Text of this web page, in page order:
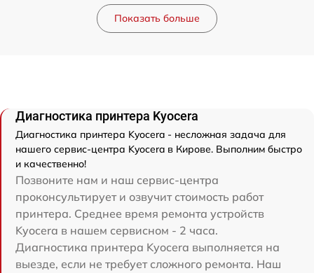
Показать больше
Диагностика принтера Kyocera
Диагностика принтера Kyocera - несложная задача для
нашего сервис-центра Kyocera в Кирове. Выполним быстро
и качественно!
Позвоните нам и наш сервис-центра
проконсультирует и озвучит стоимость работ
принтера. Среднее время ремонта устройств
Kyocera в нашем сервисном - 2 часа.
Диагностика принтера Kyocera выполняется на
выезде, если не требует сложного ремонта. Наш